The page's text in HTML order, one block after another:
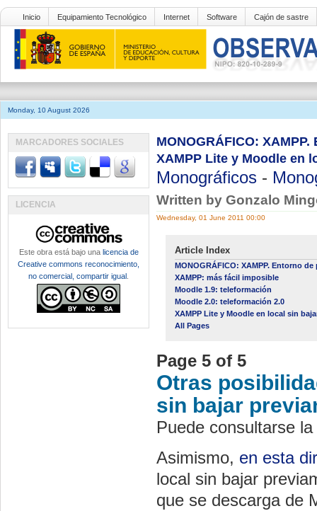
Inicio Equipamiento Tecnológico Internet Software Cajón de sastre
Monday, 10 August 2026
MONOGRÁFICO:
XAMPP Lite y Moodle en
Monográficos -
Written by Gonzalo
Wednesday, 01 June 2011 00:00
Article Index
MONOGRÁFICO: XAMPP. Entorno
XAMPP: más fácil imposible
Moodle 1.9: teleformación
Moodle 2.0: teleformación 2.0
XAMPP Lite y Moodle en local sin
All Pages
Page 5 of 5
Otras
sin bajar
Puede consultarse
Asimismo, en esta
local sin bajar
que se descarga de
MARCADORES SOCIALES
LICENCIA
Este obra está bajo una licencia de
Creative commons reconocimiento,
no comercial, compartir igual